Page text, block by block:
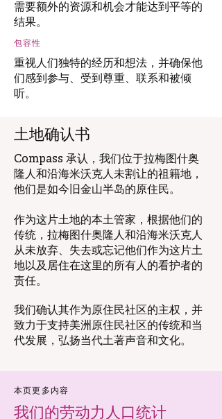
需要额外的资源和机会才能达到平等的
结果。
包容性
重视人们独特的经历和想法，并确保他
们感到参与、受到尊重、联系和被倾
听。
土地确认书
Compass 承认，我们位于拉梅图什奥
隆人和沿海米沃克人未割让的祖籍地，
他们是如今旧金山半岛的原住民。
作为这片土地的本土管家，根据他们的
传统，拉梅图什奥隆人和沿海米沃克人
从未放弃、失去或忘记他们作为这片土
地以及居住在这里的所有人的看护者的
责任。
我们确认其作为原住民社区的主权，并
致力于支持美洲原住民社区的传统和当
代发展，弘扬当代土著声音和文化。
本页更多内容
我们的劳动力人口统计